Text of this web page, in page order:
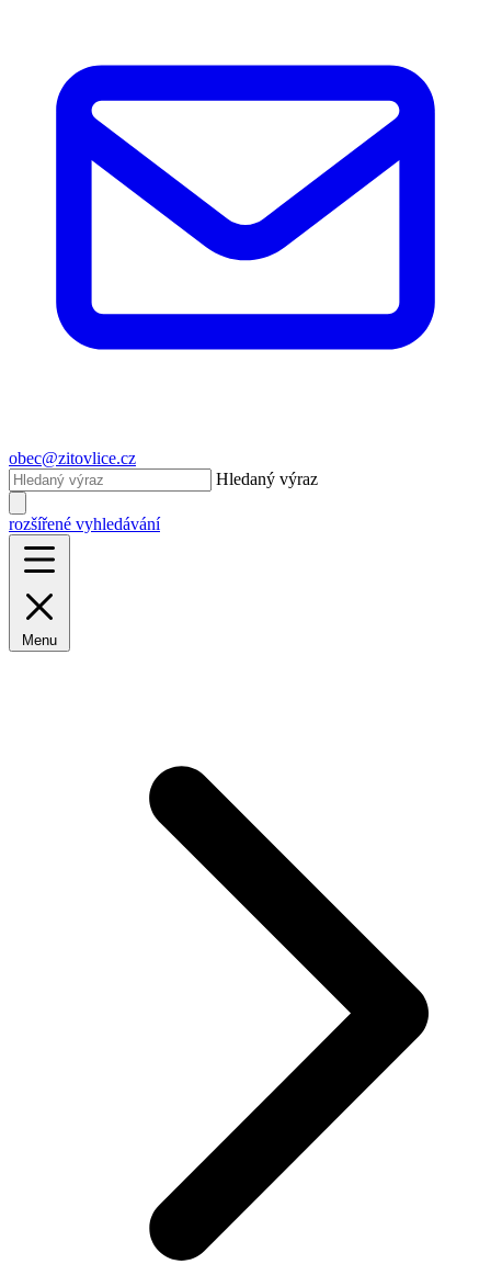
obec@zitovlice.cz
Hledaný výraz
rozšířené vyhledávání
Menu